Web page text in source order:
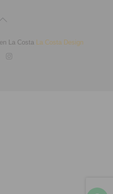
La Costa La Costa Design